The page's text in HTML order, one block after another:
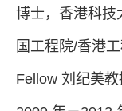
博士，香港科技
国工程院/香港
Fellow 刘纪美教